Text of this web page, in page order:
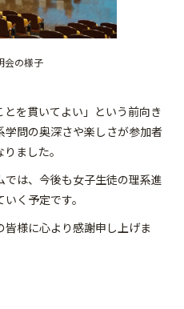
会の様子
を貫いてよい」という前向き
学問の奥深さや楽しさが参加者
ました。
は、今後も女子生徒の理系進
く予定です。
様に心より感謝申し上げま